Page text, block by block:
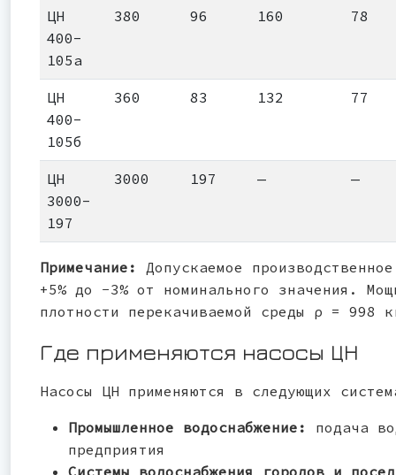
ЦН
400-
105а
380 96 160 78
ЦН
400-
105б
360 83 132 77
ЦН
3000-
197
3000 197 — —
Примечание: Допускаемое
+5% до −3% от номинального значения.
плотности перекачиваемой среды ρ = 998
Где применяются насосы ЦН
Насосы ЦН применяются в следующих
Промышленное водоснабжение: подача
предприятия
Системы водоснабжения городов и